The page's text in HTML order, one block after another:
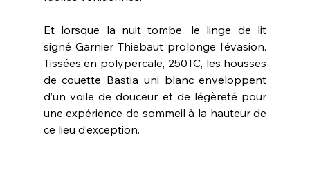
Et lorsque la nuit tombe, le linge de lit
signé Garnier Thiebaut prolonge l’évasion.
Tissées en polypercale, 250TC, les housses
de couette Bastia uni blanc enveloppent
d’un voile de douceur et de légèreté pour
une expérience de sommeil à la hauteur de
ce lieu d’exception.